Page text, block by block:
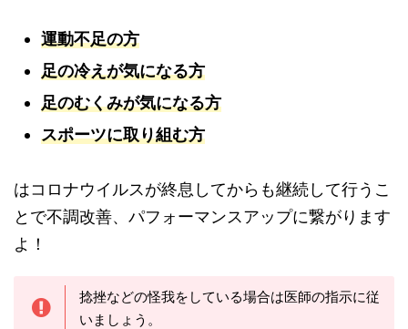
運動不足の方
足の冷えが気になる方
足のむくみが気になる方
スポーツに取り組む方
はコロナウイルスが終息してからも継続して行うこ
とで不調改善、パフォーマンスアップに繋がります
よ！
捻挫などの怪我をしている場合は医師の指示に従
いましょう。